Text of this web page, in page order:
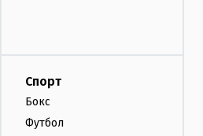
Спорт
Бокс
Футбол